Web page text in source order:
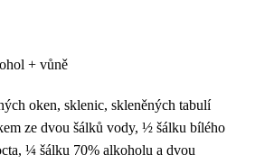
+ vůně
oken, sklenic, skleněných tabulí
ze dvou šálků vody, ½ šálku bílého
¼ šálku 70% alkoholu a dvou